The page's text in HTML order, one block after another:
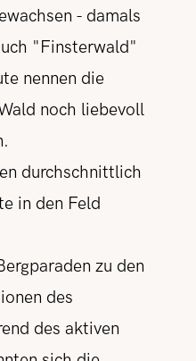
- damals
"Finsterwald"
nennen die
noch liebevoll
durchschnittlich
in den Feld
zu den
des
des aktiven